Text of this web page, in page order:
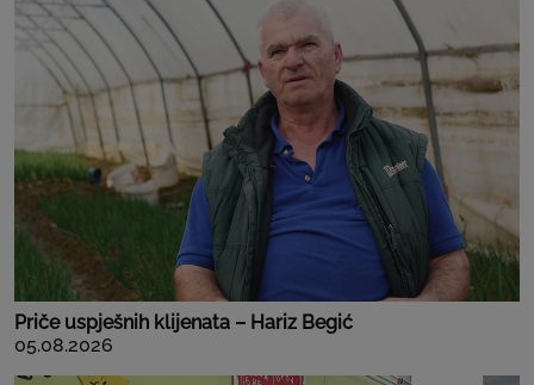
Priče uspješnih klijenata – Hariz Begić
05.08.2026